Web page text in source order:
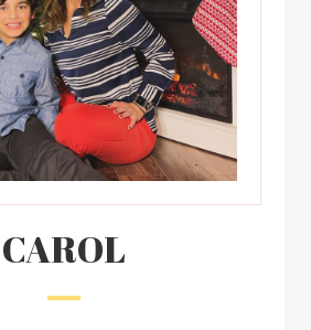
CAROL